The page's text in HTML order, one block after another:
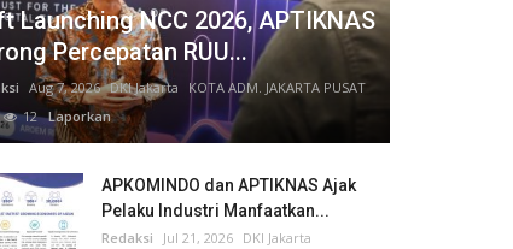
Launching NCC 2026, APTIKNAS
Percepatan RUU...
Aug 7, 2026 DKI Jakarta
KOTA ADM. JAKARTA PUSAT
12Laporkan
APKOMINDO dan APTIKNAS Ajak
Pelaku Industri Manfaatkan...
Redaksi Jul 21, 2026 DKI Jakarta